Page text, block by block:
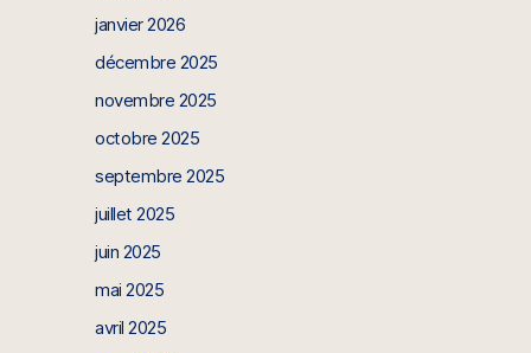
janvier 2026
décembre 2025
novembre 2025
octobre 2025
septembre 2025
juillet 2025
juin 2025
mai 2025
avril 2025